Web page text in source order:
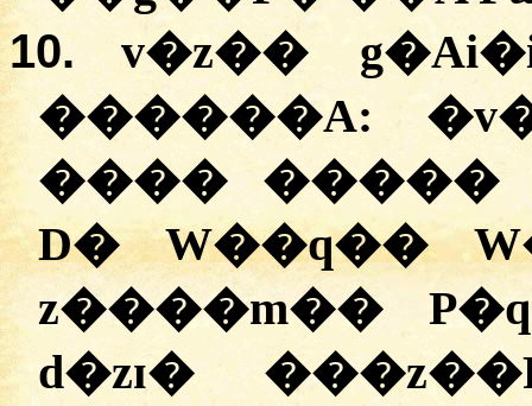
10.
v�z��
������A: �
���� �����
D� W��q��
z����m��
d�zɪ�